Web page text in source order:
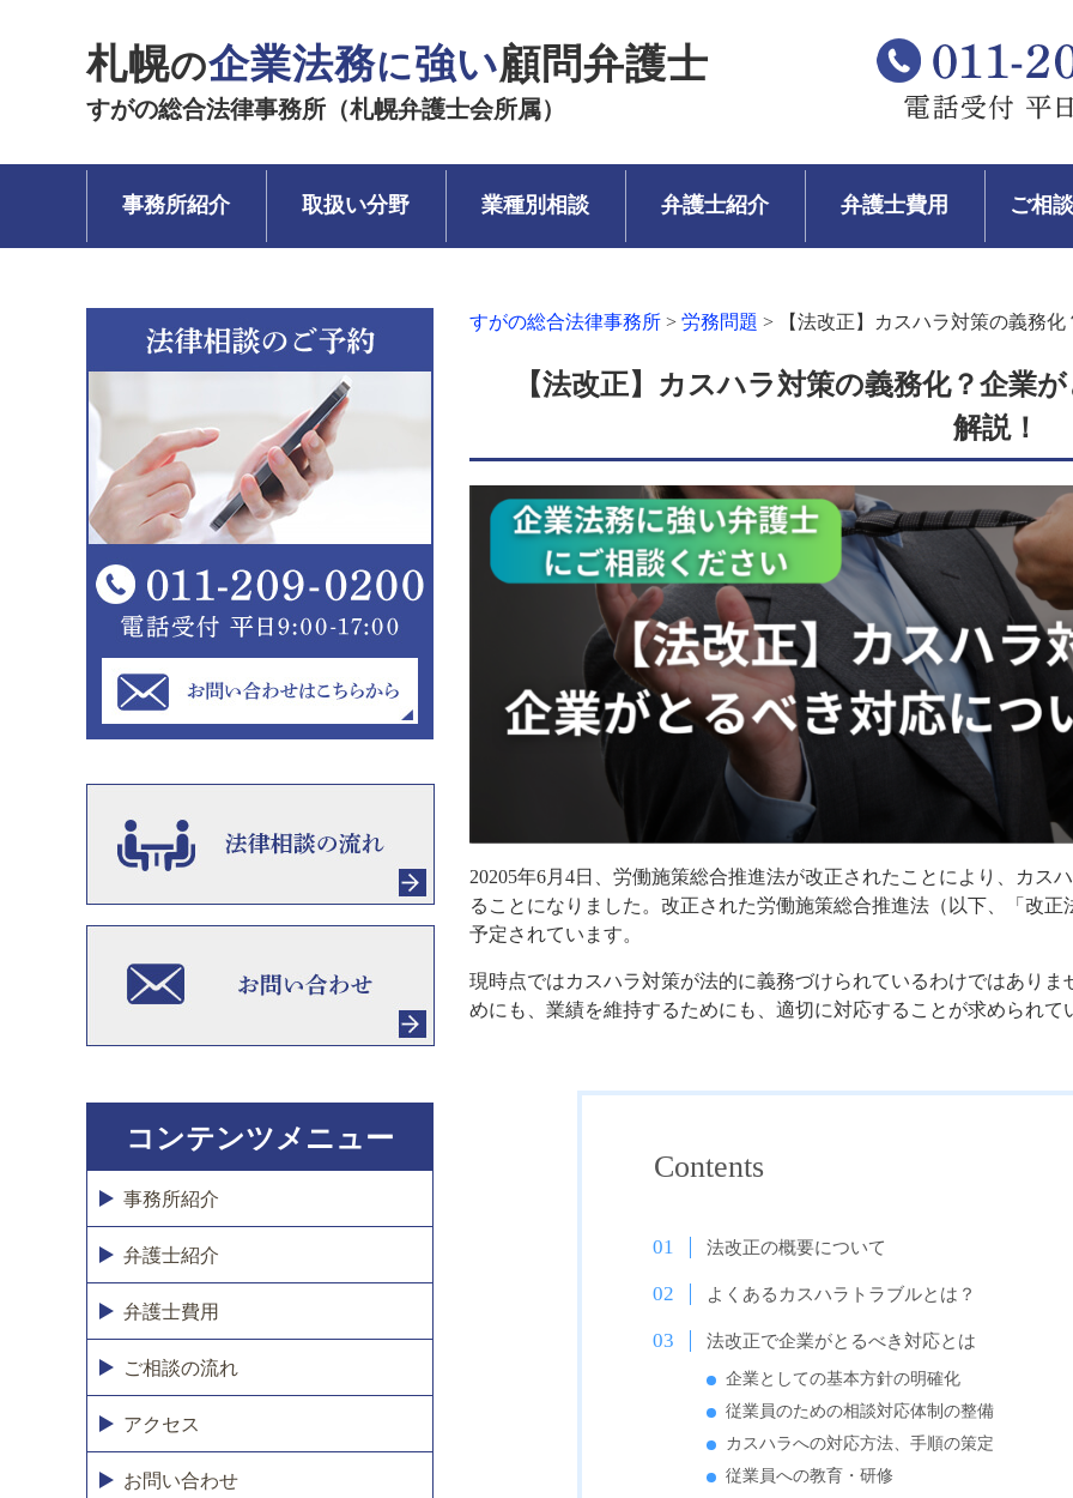
札幌の企業法務に強い顧問弁護士
すがの総合法律事務所（札幌弁護士会所属）
事務所紹介 取扱い分野 業種別相談 弁護士紹介 弁護士費用 ご相
すがの総合法律事務所 > 労務問題 > 【法改正】カスハラ対策の義務
【法改正】カスハラ対策の義務化？企業
解説！
20205年6月4日、労働施策総合推進法が改正されたことにより、カス
ることになりました。改正された労働施策総合推進法（以下、「改
予定されています。
現時点ではカスハラ対策が法的に義務づけられているわけではあり
めにも、業績を維持するためにも、適切に対応することが求められて
Contents
法改正の概要について
よくあるカスハラトラブルとは？
法改正で企業がとるべき対応とは
企業としての基本方針の明確化
従業員のための相談対応体制の整備
カスハラへの対応方法、手順の策定
従業員への教育・研修
コンテンツメニュー
事務所紹介
弁護士紹介
弁護士費用
ご相談の流れ
アクセス
お問い合わせ